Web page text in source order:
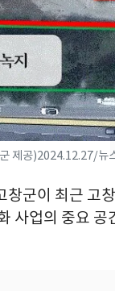
제공)2024.12.27/뉴
군이 최근 고
사업의 중요 공